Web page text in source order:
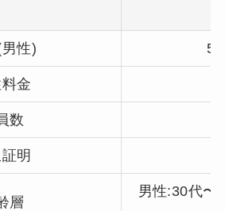
男性)
金
数
明
層
男性:30代〜